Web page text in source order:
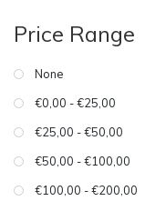
Price Range
None
€0,00 - €25,00
€25,00 - €50,00
€50,00 - €100,00
€100,00 - €200,00